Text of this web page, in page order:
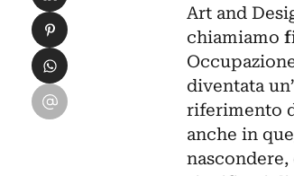
Art and
chiamiamo
diventata
riferimento
anche in
Condividi su Pinterest
Condividi su WhatsApp
Condividi su Email